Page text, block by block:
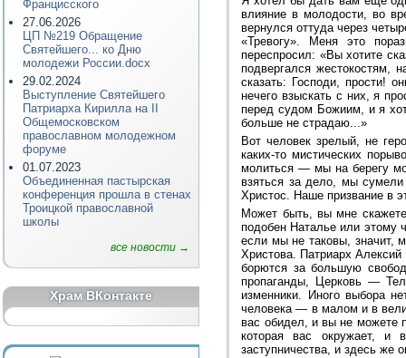
Францисского
27.06.2026
ЦП №219 Обращение
Святейшего... ко Дню
молодежи России.docx
29.02.2024
Выступление Святейшего
Патриарха Кирилла на II
Общемосковском
православном молодежном
форуме
01.07.2023
Объединенная пастырская
конференция прошла в стенах
Троицкой православной
школы
все новости →
Храм ВКонтакте
влияние в молодости, во
вернулся оттуда через
«Тревогу». Меня это
переспросил: «Вы хотите
подвергался жестокостям,
сказать: Господи, прости!
нечего взыскать с них, я
перед судом Божиим, и я
больше не страдаю...»
Вот человек зрелый, не
каких-то мистических
молиться — мы на берегу
взяться за дело, мы
Христос. Наше призвание в
Может быть, вы мне
подобен Наталье или этому
если мы не таковы, значит,
Христова. Патриарх
борются за большую
пропаганды, Церковь —
изменники. Иного выбора
человека — в малом и в
вас обидел, и вы не можете
которая вас окружает, и
заступничества, и здесь же